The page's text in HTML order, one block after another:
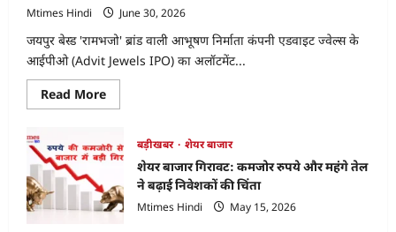
Mtimes Hindi June 30, 2026
जयपुर बेस्ड 'रामभजो' ब्रांड वाली आभूषण निर्माता कंपनी एडवाइट ज्वेल्स के
आईपीओ (Advit Jewels IPO) का अलॉटमेंट...
Read MoreRead
more
Jewels
IPO
Allotment
Status:
ऐसे
चेक
करें
बड़ीखबर
शेयर बाजार
शेयर बाजार गिरावट: कमजोर रुपये और महंगे तेल
ने बढ़ाई निवेशकों की चिंता
Mtimes Hindi
May 15, 2026